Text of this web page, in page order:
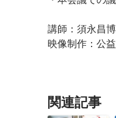
講師：須永昌
映像制作：公
関連記事